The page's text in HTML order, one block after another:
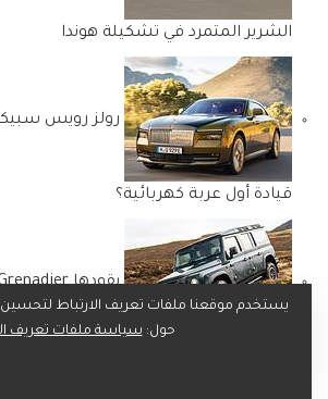
الشرير المتمرد في تشكيلة هوندا
رولز رويس
قيادة أول عربة كهربائية؟
يستخدم موقعنا ملفات تعريف الارتباط
حول:سياسة ملفات تعريف